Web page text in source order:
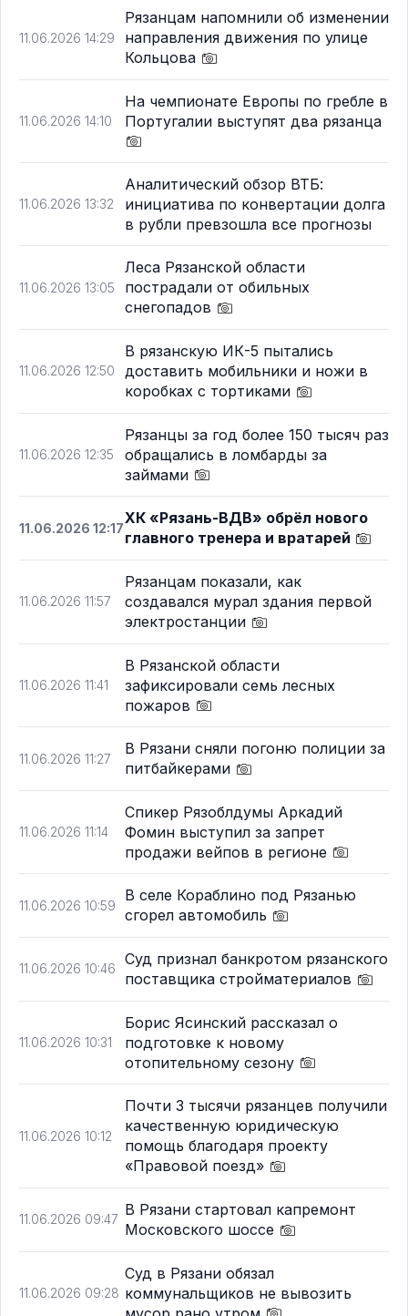
11.06.2026 14:29
Рязанцам напомнили об изменении
направления движения по улице
Кольцова
11.06.2026 14:10
На чемпионате Европы по гребле в
Португалии выступят два рязанца
11.06.2026 13:32
Аналитический обзор ВТБ:
инициатива по конвертации долга
в рубли превзошла все прогнозы
11.06.2026 13:05
Леса Рязанской области
пострадали от обильных
снегопадов
11.06.2026 12:50
В рязанскую ИК-5 пытались
доставить мобильники и ножи в
коробках с тортиками
11.06.2026 12:35
Рязанцы за год более 150 тысяч раз
обращались в ломбарды за
займами
11.06.2026 12:17
ХК «Рязань-ВДВ» обрёл нового
главного тренера и вратарей
11.06.2026 11:57
Рязанцам показали, как
создавался мурал здания первой
электростанции
11.06.2026 11:41
В Рязанской области
зафиксировали семь лесных
пожаров
11.06.2026 11:27
В Рязани сняли погоню полиции за
питбайкерами
11.06.2026 11:14
Спикер Рязоблдумы Аркадий
Фомин выступил за запрет
продажи вейпов в регионе
11.06.2026 10:59
В селе Кораблино под Рязанью
сгорел автомобиль
11.06.2026 10:46
Суд признал банкротом рязанского
поставщика стройматериалов
11.06.2026 10:31
Борис Ясинский рассказал о
подготовке к новому
отопительному сезону
11.06.2026 10:12
Почти 3 тысячи рязанцев получили
качественную юридическую
помощь благодаря проекту
«Правовой поезд»
11.06.2026 09:47
В Рязани стартовал капремонт
Московского шоссе
11.06.2026 09:28
Суд в Рязани обязал
коммунальщиков не вывозить